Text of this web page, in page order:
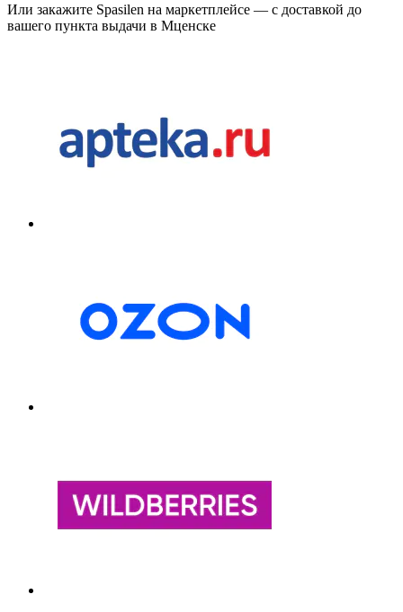
Или закажите Spasilen на маркетплейсе — с доставкой до
вашего пункта выдачи в Мценске